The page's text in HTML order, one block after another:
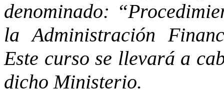
denominado:
la Administración
Este curso se llevará a
dicho Ministerio.